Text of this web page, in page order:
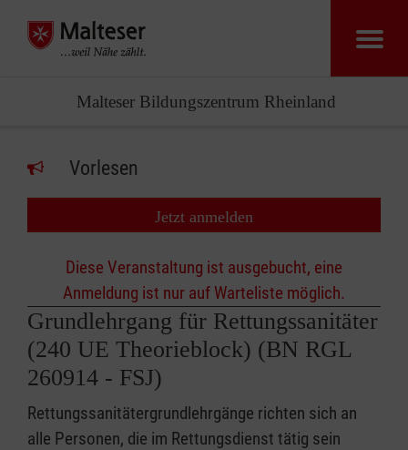
Malteser Bildungszentrum Rheinland
Vorlesen
Jetzt anmelden
Diese Veranstaltung ist ausgebucht, eine
Anmeldung ist nur auf Warteliste möglich.
Grundlehrgang für Rettungssanitäter
(240 UE Theorieblock) (BN RGL
260914 - FSJ)
Rettungssanitätergrundlehrgänge richten sich an
alle Personen, die im Rettungsdienst tätig sein